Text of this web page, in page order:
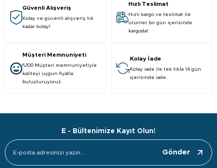
Güvenli Alışveriş
Kolay ve güvenli alışveriş tık
kadar kolay!
Hızlı Teslimat
Hızlı kargo ve teslimat ile
ürünler bir gün içerisinde
kargoda!
Müşteri Memnuniyeti
%100 Müşteri memnuniyetiyle
kaliteyi uygun fiyatla
buluşturuyoruz.
Kolay İade
Kolay iade ile tek tıkla 14 gün
içerisinde iade.
E - Bültenimize Kayıt Olun!
Gönder